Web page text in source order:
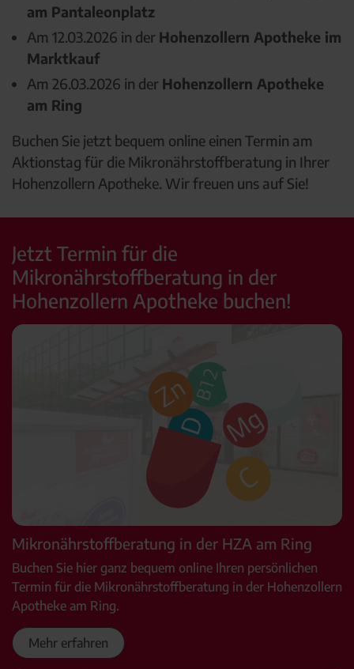
am Pantaleonplatz
Am 12.03.2026 in der Hohenzollern Apotheke im
Marktkauf
Am 26.03.2026 in der Hohenzollern Apotheke
am Ring
Buchen Sie jetzt bequem online einen Termin am
Aktionstag für die Mikronährstoffberatung in Ihrer
Hohenzollern Apotheke. Wir freuen uns auf Sie!
Jetzt Termin für die
Mikronährstoffberatung in der
Hohenzollern Apotheke buchen!
Mikronährstoffberatung in der HZA am Ring
Buchen Sie hier ganz bequem online Ihren persönlichen
Termin für die Mikronährstoffberatung in der Hohenzollern
Apotheke am Ring.
Mehr erfahren